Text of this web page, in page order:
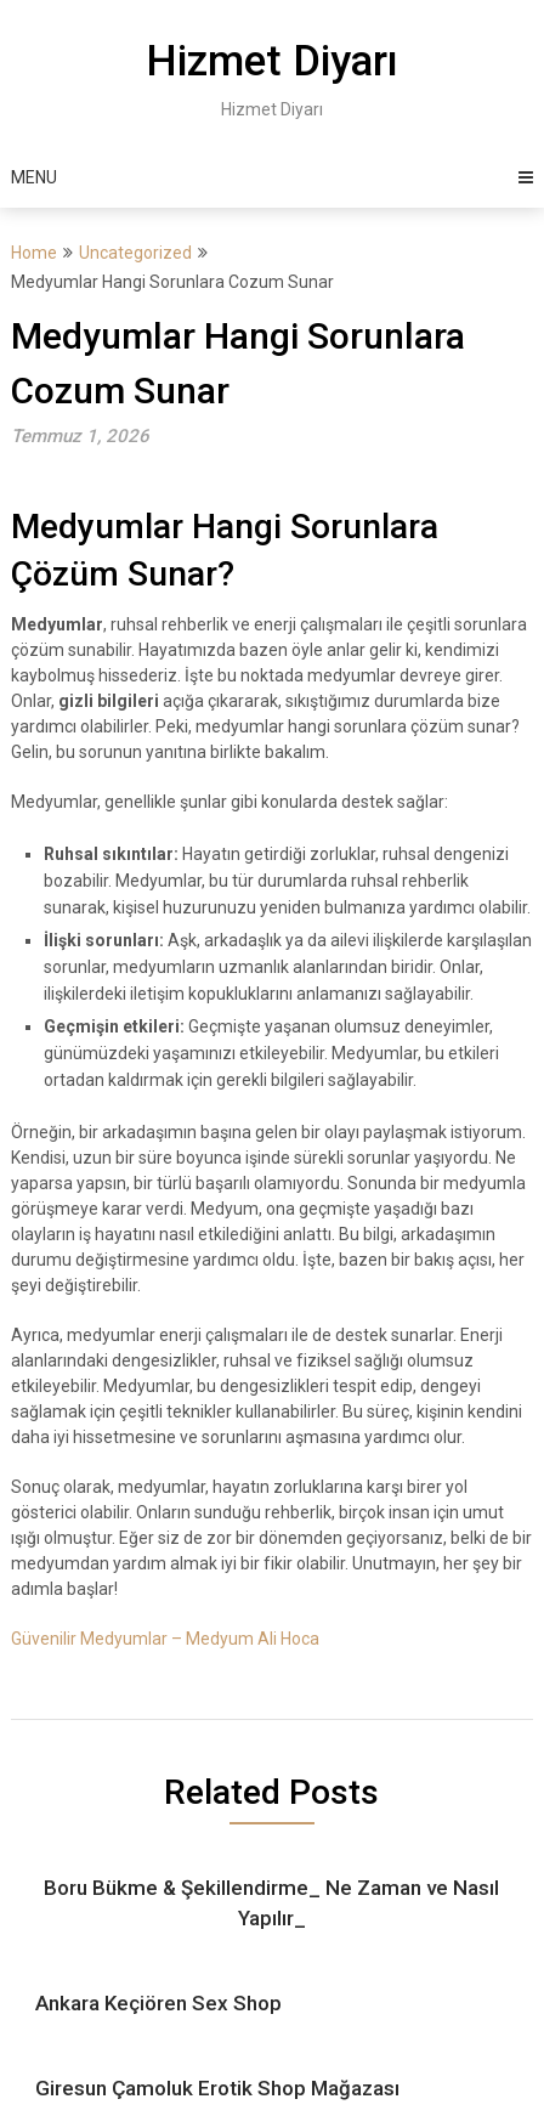
Hizmet Diyarı
Hizmet Diyarı
MENU
Home
Uncategorized
Medyumlar Hangi Sorunlara Cozum Sunar
Medyumlar Hangi Sorunlara
Cozum Sunar
Temmuz 1, 2026
Medyumlar Hangi Sorunlara
Çözüm Sunar?
Medyumlar, ruhsal rehberlik ve enerji çalışmaları ile çeşitli sorunlara
çözüm sunabilir. Hayatımızda bazen öyle anlar gelir ki, kendimizi
kaybolmuş hissederiz. İşte bu noktada medyumlar devreye girer.
Onlar, gizli bilgileri açığa çıkararak, sıkıştığımız durumlarda bize
yardımcı olabilirler. Peki, medyumlar hangi sorunlara çözüm sunar?
Gelin, bu sorunun yanıtına birlikte bakalım.
Medyumlar, genellikle şunlar gibi konularda destek sağlar:
Ruhsal sıkıntılar: Hayatın getirdiği zorluklar, ruhsal dengenizi
bozabilir. Medyumlar, bu tür durumlarda ruhsal rehberlik
sunarak, kişisel huzurunuzu yeniden bulmanıza yardımcı olabilir.
İlişki sorunları: Aşk, arkadaşlık ya da ailevi ilişkilerde karşılaşılan
sorunlar, medyumların uzmanlık alanlarından biridir. Onlar,
ilişkilerdeki iletişim kopukluklarını anlamanızı sağlayabilir.
Geçmişin etkileri: Geçmişte yaşanan olumsuz deneyimler,
günümüzdeki yaşamınızı etkileyebilir. Medyumlar, bu etkileri
ortadan kaldırmak için gerekli bilgileri sağlayabilir.
Örneğin, bir arkadaşımın başına gelen bir olayı paylaşmak istiyorum.
Kendisi, uzun bir süre boyunca işinde sürekli sorunlar yaşıyordu. Ne
yaparsa yapsın, bir türlü başarılı olamıyordu. Sonunda bir medyumla
görüşmeye karar verdi. Medyum, ona geçmişte yaşadığı bazı
olayların iş hayatını nasıl etkilediğini anlattı. Bu bilgi, arkadaşımın
durumu değiştirmesine yardımcı oldu. İşte, bazen bir bakış açısı, her
şeyi değiştirebilir.
Ayrıca, medyumlar enerji çalışmaları ile de destek sunarlar. Enerji
alanlarındaki dengesizlikler, ruhsal ve fiziksel sağlığı olumsuz
etkileyebilir. Medyumlar, bu dengesizlikleri tespit edip, dengeyi
sağlamak için çeşitli teknikler kullanabilirler. Bu süreç, kişinin kendini
daha iyi hissetmesine ve sorunlarını aşmasına yardımcı olur.
Sonuç olarak, medyumlar, hayatın zorluklarına karşı birer yol
gösterici olabilir. Onların sunduğu rehberlik, birçok insan için umut
ışığı olmuştur. Eğer siz de zor bir dönemden geçiyorsanız, belki de bir
medyumdan yardım almak iyi bir fikir olabilir. Unutmayın, her şey bir
adımla başlar!
Güvenilir Medyumlar – Medyum Ali Hoca
Related Posts
Boru Bükme & Şekillendirme_ Ne Zaman ve Nasıl
Yapılır_
Ankara Keçiören Sex Shop
Giresun Çamoluk Erotik Shop Mağazası